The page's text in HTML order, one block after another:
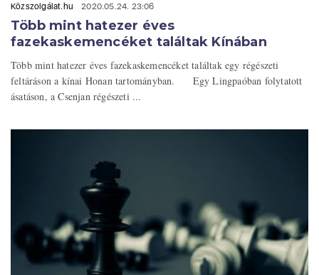
Közszolgálat.hu 2020.05.24. 23:06
Több mint hatezer éves
fazekaskemencéket találtak Kínában
Több mint hatezer éves fazekaskemencéket találtak egy régészeti
feltáráson a kínai Honan tartományban. Egy Lingpaóban folytatott
ásatáson, a Csenjan régészeti ...